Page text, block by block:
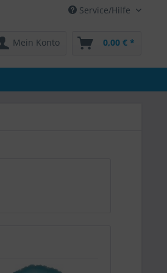
Service/Hilfe
Mein Konto 0,00 € *